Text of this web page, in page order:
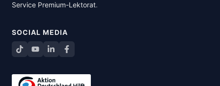
Service Premium-Lektorat.
SOCIAL MEDIA
TikTokYouTube
LinkedInFacebook teilen